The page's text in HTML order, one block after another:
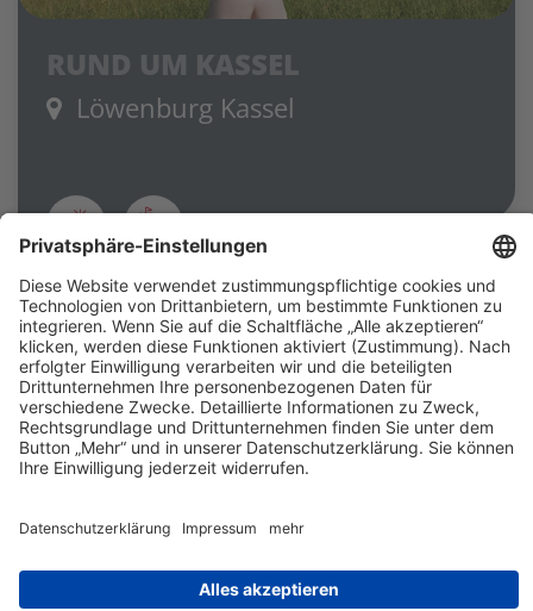
RUND UM KASSEL
Löwenburg Kassel
Events in der Nähe
statt.
Kontakt Impressum